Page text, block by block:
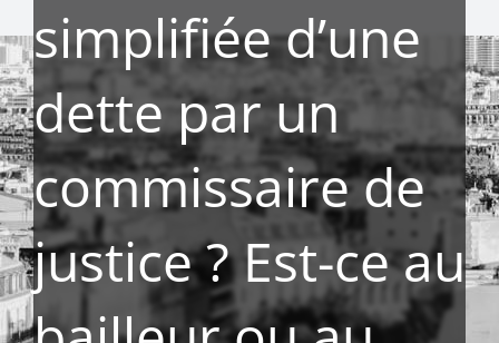
simplifiée d’une
dette par un
commissaire de
justice ? Est-ce au